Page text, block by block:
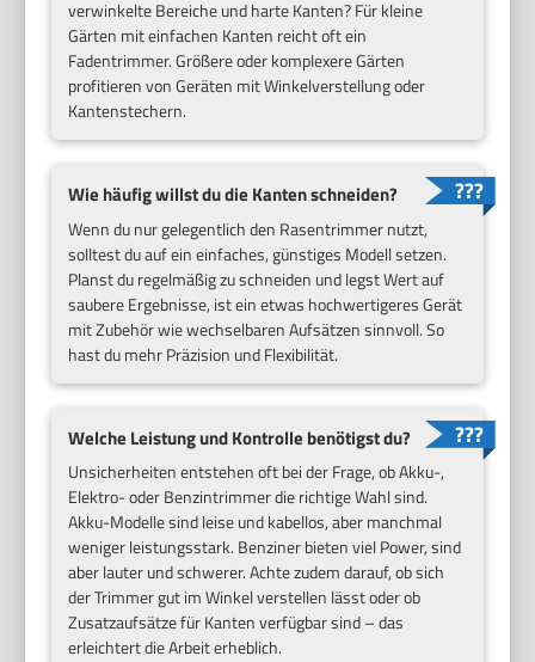
verwinkelte Bereiche und harte Kanten? Für kleine
Gärten mit einfachen Kanten reicht oft ein
Fadentrimmer. Größere oder komplexere Gärten
profitieren von Geräten mit Winkelverstellung oder
Kantenstechern.
Wie häufig willst du die Kanten schneiden?
Wenn du nur gelegentlich den Rasentrimmer nutzt,
solltest du auf ein einfaches, günstiges Modell setzen.
Planst du regelmäßig zu schneiden und legst Wert auf
saubere Ergebnisse, ist ein etwas hochwertigeres Gerät
mit Zubehör wie wechselbaren Aufsätzen sinnvoll. So
hast du mehr Präzision und Flexibilität.
Welche Leistung und Kontrolle benötigst du?
Unsicherheiten entstehen oft bei der Frage, ob Akku-,
Elektro- oder Benzintrimmer die richtige Wahl sind.
Akku-Modelle sind leise und kabellos, aber manchmal
weniger leistungsstark. Benziner bieten viel Power, sind
aber lauter und schwerer. Achte zudem darauf, ob sich
der Trimmer gut im Winkel verstellen lässt oder ob
Zusatzaufsätze für Kanten verfügbar sind – das
erleichtert die Arbeit erheblich.